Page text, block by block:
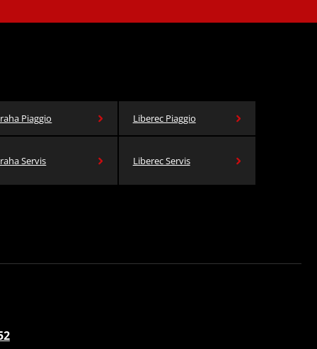
Piaggio Liberec Piaggio
Servis Liberec Servis